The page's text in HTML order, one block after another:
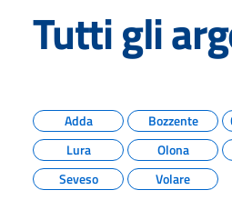
Tutti gli
Adda Bozzente
Lura
Olona
Seveso
Volare